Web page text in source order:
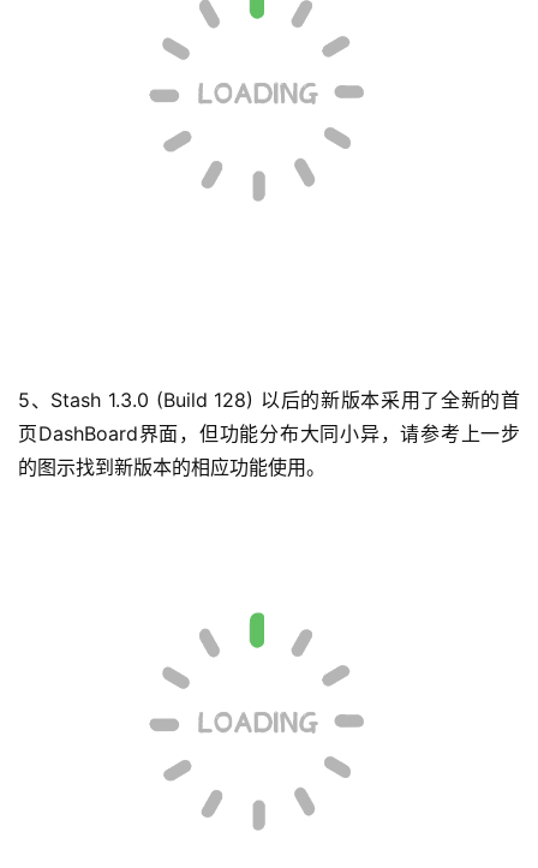
5、Stash 1.3.0 (Build 128) 以后的新版本采用了全新的首
页DashBoard界面，但功能分布大同小异，请参考上一步
的图示找到新版本的相应功能使用。